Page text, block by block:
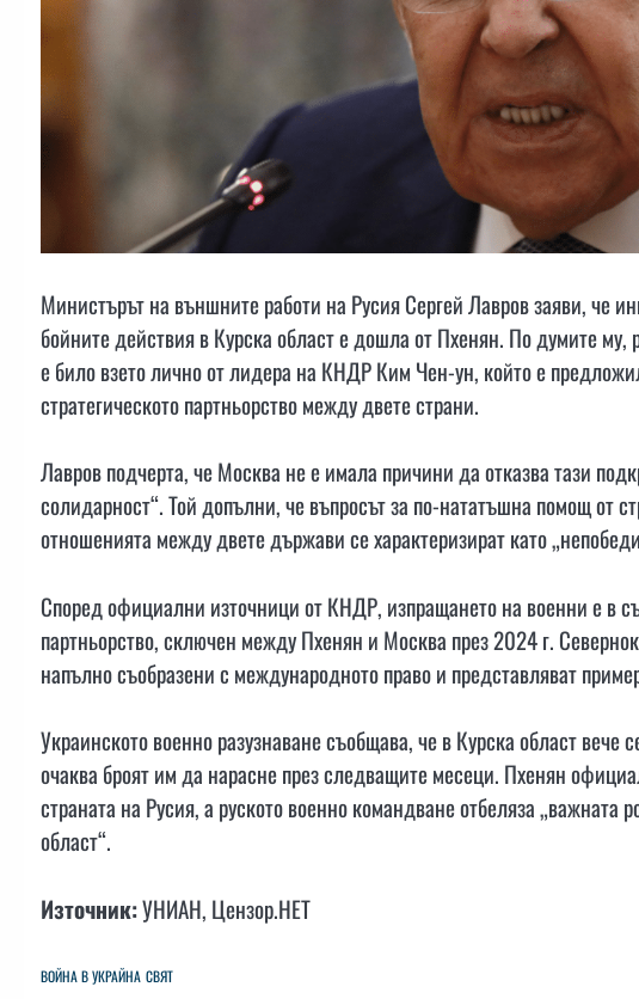
Министърът на външните работи на Русия Сергей Лавров заяви, че
бойните действия в Курска област е дошла от Пхенян. По думите
е било взето лично от лидера на КНДР Ким Чен-ун, който е
стратегическото партньорство между двете страни.
Лавров подчерта, че Москва не е имала причини да отказва тази
солидарност“. Той допълни, че въпросът за по-нататъшна помощ от
отношенията между двете държави се характеризират като
Според официални източници от КНДР, изпращането на военни е в
партньорство, сключен между Пхенян и Москва през 2024 г.
напълно съобразени с международното право и представляват
Украинското военно разузнаване съобщава, че в Курска област
очаква броят им да нарасне през следващите месеци. Пхенян
страната на Русия, а руското военно командване отбеляза
област“.
Източник:УНИАН, Цензор.НЕТ
ВОЙНА В УКРАЙНА СВЯТ